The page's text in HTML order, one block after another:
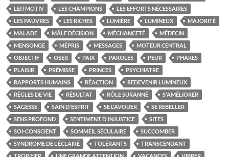
LEITMOTIV
LES CHAMPIONS
LES EFFORTS NÉCESSAIRES
LES PAUVRES
LES RICHES LUMIÈRE LUMINEUX
MAJORITÉ
MALADE
MÂLE DÉCISION MÉCHANCETÉ
MÉDECIN
MENSONGE
MÉPRIS MESSAGES
MOTEUR CENTRAL
OBJECTIF
OSER PAIX PAROLES PEUR
PHARES
PLAISIR
PRÉMISSE PRINCES
PSYCHIATRE
RAPPORTS HUMAINS
RÉACTION
REDEVENIR LUMINEUX
RÈGLES DE VIE
RÉSULTAT RÔLE SURANNÉ
S'AMÉLIORER
SAGESSE
SAIN D'ESPRIT SE L'AVOUER
SE REBELLER
SENS PROFOND
SENTIMENT D'INJUSTICE
SITES
SOI-CONSCIENT
SOMMEIL SÉCULAIRE
SUCCOMBER
SYNDROME DE L'ÉCLAIRÉ
TOLÉRANTS
TRANSCENDANT
TROP FIER
UNE GRANDE ATTENTION VACANCES VIBRER